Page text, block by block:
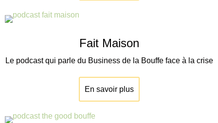
Fait Maison
Le podcast qui parle du Business de la Bouffe face à la crise
En savoir plus